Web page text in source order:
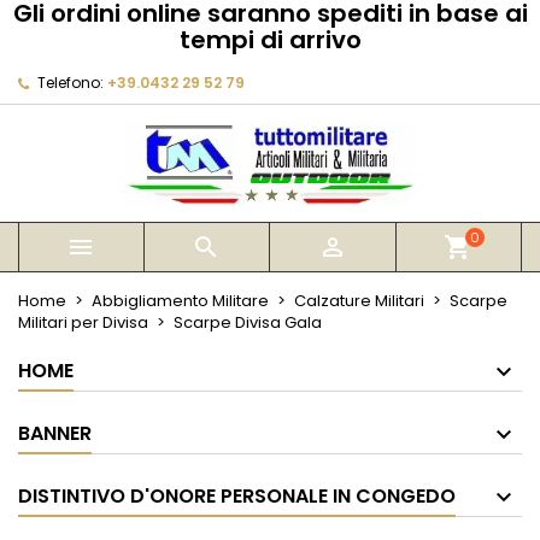
Gli ordini online saranno spediti in base ai
tempi di arrivo
Telefono: +39.0432 29 52 79
   shopping_cart0
Home Abbigliamento Militare Calzature Militari
Scarpe
Militari per Divisa
Scarpe Divisa Gala
HOME
BANNER
DISTINTIVO D'ONORE PERSONALE IN CONGEDO
My wishlists
add_circle_outline Create new list
Crea lista dei desideri
Annulla Crea lista dei desideri
Devi avere effettuato l'accesso per salvare dei
prodotti nella tua lista dei desideri.
Annulla